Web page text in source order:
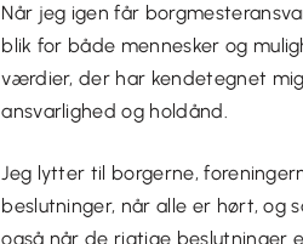
Når jeg igen får
blik for både mennesker og
værdier, der har kendetegnet
ansvarlighed og holdånd.
Jeg lytter til borgerne,
beslutninger, når alle er hørt, og
også når de rigtige beslutninger